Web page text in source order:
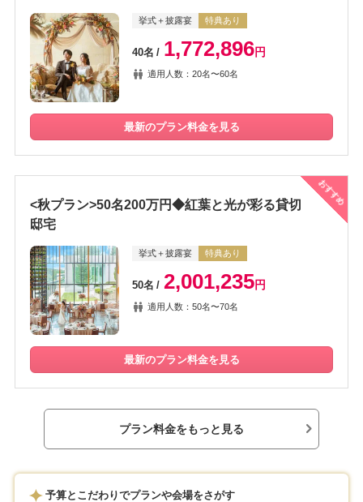
挙式＋披露宴 特典あり
40名 1,772,896円
適用人数：20名〜60名
最新のプラン料金を見る
おすすめ
<秋プラン>50名200万円◆紅葉と光が彩る貸切
邸宅
挙式＋披露宴 特典あり
50名 2,001,235円
適用人数：50名〜70名
最新のプラン料金を見る
プラン料金をもっと見る
予算とこだわりでプランや会場をさがす